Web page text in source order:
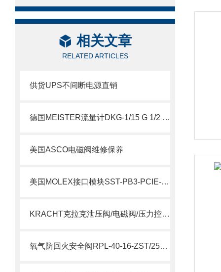
相关文章
RELATED ARTICLES
供货UPS不间断电源直销
德国MEISTER流量计DKG-1/15 G 1/2 VA NOC 说明
美国ASCO电磁阀维修保养
美国MOLEX接口模块SST-PB3-PCIE-2 产品解析
KRACHT克拉克泄压阀/电磁阀/压力控制阀选型指南
氧气防回火安全阀RPL-40-16-ZST/250/FL说明